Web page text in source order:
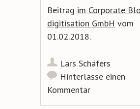
Beitrag im Corporate
digitisation GmbH vom
01.02.2018.
Lars Schäfers
Hinterlasse einen
Kommentar